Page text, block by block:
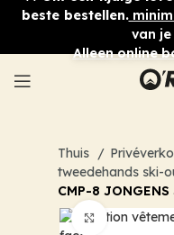
beste bestellen.
van
Alleen online
Thuis
tweedehands ski-
CMP-8
Klik om te